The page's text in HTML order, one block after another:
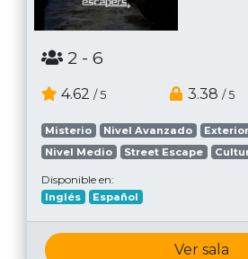
2 - 6
4.62 / 5 3.38 / 5
Misterio Nivel Avanzado Exterior
Nivel Medio
Street Escape
Disponible en:
Inglés Español
Ver sala